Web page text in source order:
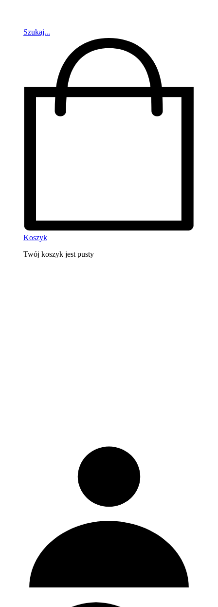
Szukaj...
Koszyk
Twój koszyk jest pusty